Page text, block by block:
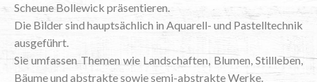
Scheu­ne Bol­le­wick präsentieren.
Die Bil­der sind haupt­säch­lich in Aqua­rell- und Pas­tell­tech­nik
ausgeführt.
Sie umfas­sen The­men wie Land­schaf­ten, Blu­men, Still­le­ben,
Bäu­me und abs­trak­te sowie semi-abs­trak­te Werke.